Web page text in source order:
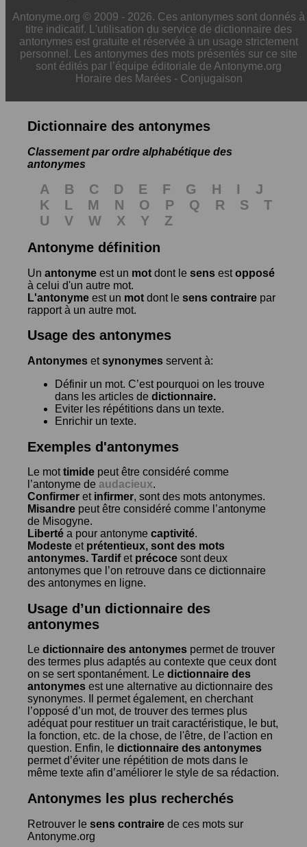
Antonyme.org © 2009 - 2026. Ces antonymes sont donnés à
titre indicatif. L'utilisation du service de dictionnaire des
antonymes est gratuite et réservée à un usage strictement
personnel. Les antonymes des mots présentés sur ce site
sont édités par l’équipe éditoriale de Antonyme.org
Horaire des Marées - Conjugaison
Dictionnaire des antonymes
Classement par ordre alphabétique des
antonymes
A B C D E F G H I
J
K
L M N O P Q R S
T
U
V W X Y
Z
Antonyme définition
Un antonyme est un mot dont le sens estopposé
à celui d'un autre mot.
L'antonyme est un mot dont le sens contraire par
rapport à un autre mot.
Usage des antonymes
Antonymes etsynonymes servent à:
Définir un mot. C’est pourquoi on les trouve
dans les articles de dictionnaire.
Eviter les répétitions dans un texte.
Enrichir un texte.
Exemples d'antonymes
Le mottimide peut être considéré comme
l’antonyme de audacieux.
Confirmer et infirmer, sont des mots antonymes.
Misandre peut être considéré comme l’antonyme
de Misogyne.
Liberté a pour antonyme captivité.
Modeste et prétentieux, sont des mots
antonymes. Tardifet précoce sont deux
antonymes que l’on retrouve dans ce dictionnaire
des antonymes en ligne.
Usage d’un dictionnaire des
antonymes
Le dictionnaire des antonymes permet de trouver
des termes plus adaptés au contexte que ceux dont
on se sert spontanément. Le dictionnaire des
antonymes est une alternative au dictionnaire des
synonymes. Il permet également, en cherchant
l’opposé d’un mot, de trouver des termes plus
adéquat pour restituer un trait caractéristique, le but,
la fonction, etc. de la chose, de l'être, de l'action en
question. Enfin, le dictionnaire des antonymes
permet d’éviter une répétition de mots dans le
même texte afin d’améliorer le style de sa rédaction.
Antonymes les plus recherchés
Retrouver le sens contraire de ces mots sur
Antonyme.org